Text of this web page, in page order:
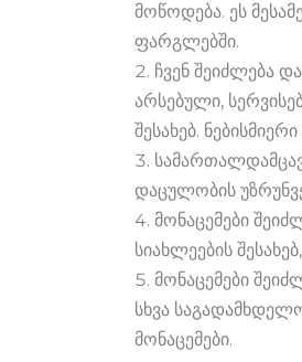
მოწოდება. ეს
ფარგლებში.
ჩვენ შეიძლება
არსებული,
შესახებ.
დაცულობის
მონაცემები
სიახლეების
მონაცემები
სხვა
მონაცემები.